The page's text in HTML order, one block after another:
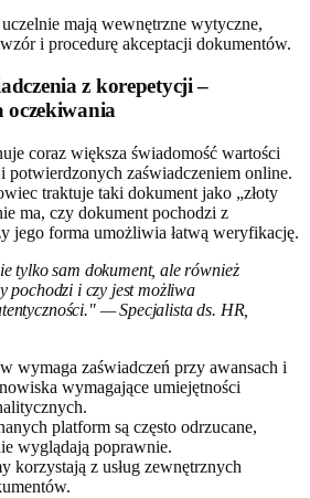
mają wewnętrzne wytyczne,
i procedurę akceptacji dokumentów.
z korepetycji –
oczekiwania
coraz większa świadomość wartości
zaświadczeniem online.
traktuje taki dokument jako „złoty
ma, czy dokument pochodzi z
jego forma umożliwia łatwą weryfikację.
tylko sam dokument, ale również
pochodzi i czy jest możliwa
— Specjalista ds. HR,
wymaga zaświadczeń przy awansach i
wymagające umiejętności
platform są często odrzucane,
wyglądają poprawnie.
korzystają z usług zewnętrznych